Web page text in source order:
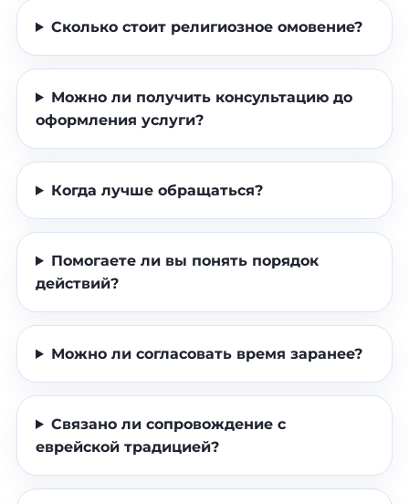
Сколько стоит религиозное омовение?
Можно ли получить консультацию до
оформления услуги?
Когда лучше обращаться?
Помогаете ли вы понять порядок
действий?
Можно ли согласовать время заранее?
Связано ли сопровождение с
еврейской традицией?